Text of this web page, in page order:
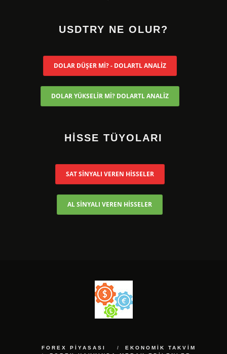
USDTRY NE OLUR?
DOLAR DÜŞER Mİ? - DOLARTL ANALİZ
DOLAR YÜKSELİR Mİ? DOLARTL ANALİZ
HİSSE TÜYOLARI
SAT SİNYALI VEREN HİSSELER
AL SİNYALI VEREN HİSSELER
FOREX PIYASASI
EKONOMIK TAKVIM